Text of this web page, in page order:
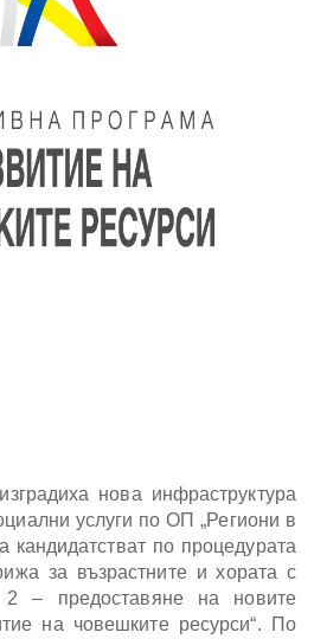
нова инфраструктура
услуги по ОП „Региони в
кандидатстват по процедурата
за възрастните и хората с
– предоставяне на новите
на човешките ресурси“. По